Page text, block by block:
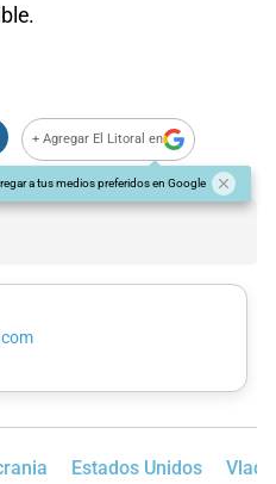
+ Agregar El Litoral en
a tus medios preferidos en Google
Estados Unidos